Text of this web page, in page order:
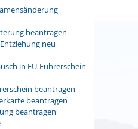
beantragen
neu
in EU-Führerschein
beantragen
beantragen
beantragen